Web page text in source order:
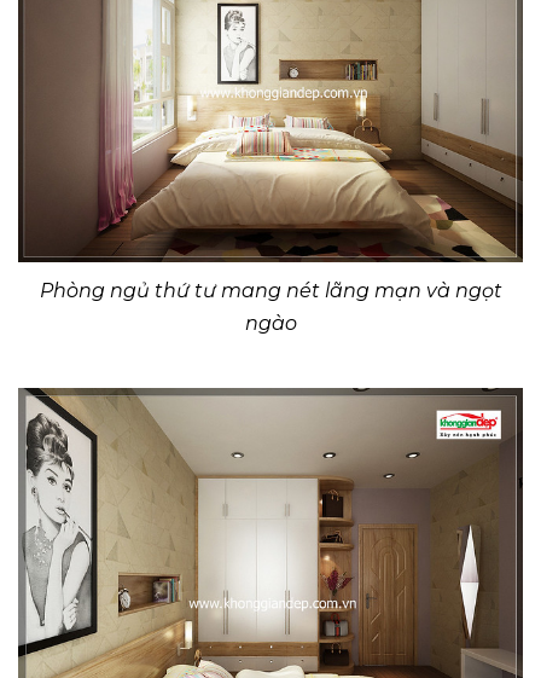
Phòng ngủ thứ tư mang nét lãng mạn và ngọt
ngào